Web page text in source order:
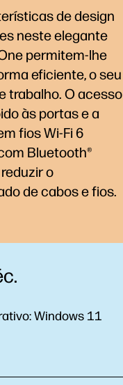
de design
neste elegante
permitem-lhe
eficiente, o seu
trabalho. O acesso
às portas e a
fios Wi-Fi 6
Bluetooth®
o
de cabos e fios.
Windows 11